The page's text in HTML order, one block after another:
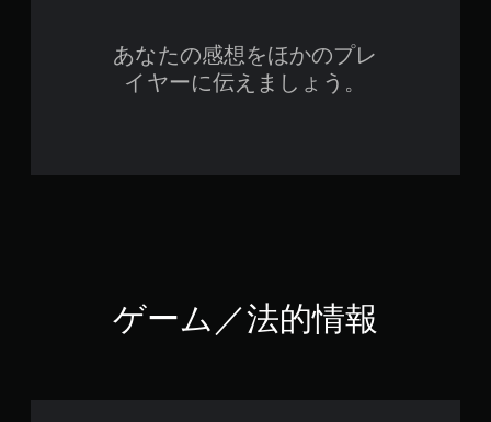
あなたの感想をほかのプレ
イヤーに伝えましょう。
ゲーム／法的情報